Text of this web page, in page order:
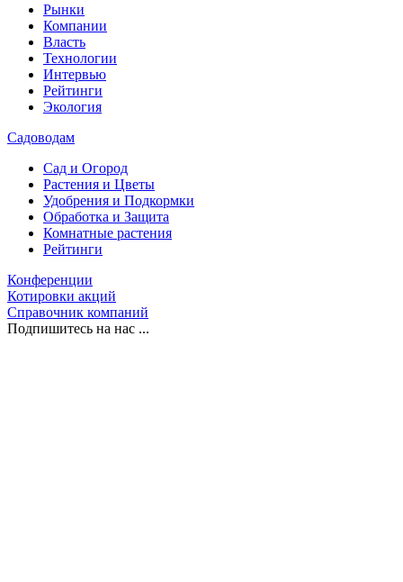
Рынки
Компании
Власть
Технологии
Интервью
Рейтинги
Экология
Садоводам
Сад и Огород
Растения и Цветы
Удобрения и Подкормки
Обработка и Защита
Комнатные растения
Рейтинги
Конференции
Котировки акций
Справочник компаний
Подпишитесь на нас ...